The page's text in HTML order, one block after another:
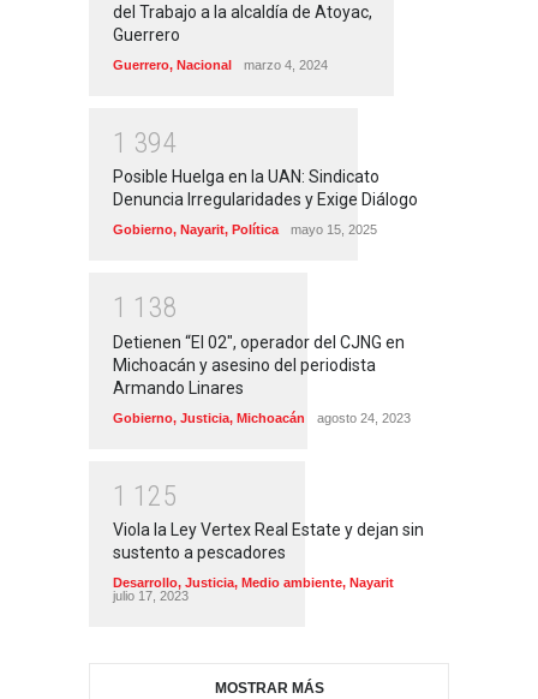
del Trabajo a la alcaldía de Atoyac,
Guerrero
Guerrero, Nacional marzo 4, 2024
1 394
Posible Huelga en la UAN: Sindicato
Denuncia Irregularidades y Exige Diálogo
Gobierno, Nayarit, Política mayo 15, 2025
1 1 38
Detienen “El 02″, operador del CJNG en
Michoacán y asesino del periodista
Armando Linares
Gobierno, Justicia, Michoacán agosto 24, 2023
1 1 25
Viola la Ley Vertex Real Estate y dejan sin
sustento a pescadores
Desarrollo, Justicia, Medio ambiente, Nayarit
julio 17, 2023
MOSTRAR MÁS